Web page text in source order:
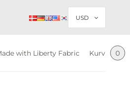
with Liberty Fabric Kurv 0